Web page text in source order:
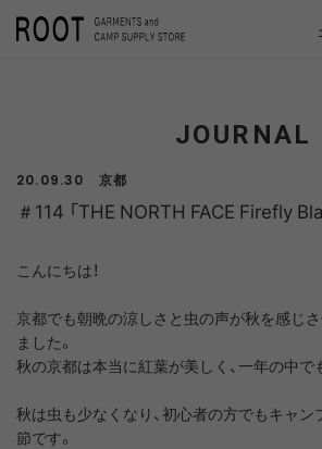
TOP JOURNAL ＃114 「THE NORTH FACE Firefly
JOURNAL
20.09.30 京都
＃114 「THE NORTH FACE Firefly
こんにちは！
京都でも朝晩の涼しさと虫の声が秋を感じ
ました。
秋の京都は本当に紅葉が美しく、一年の中で
秋は虫も少なくなり、初心者の方でもキャ
節です。